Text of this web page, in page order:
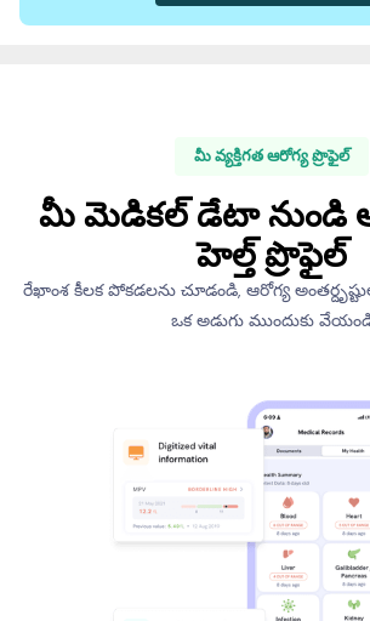
మీ వ్యక్తిగత ఆరోగ్య ప్రొఫైల్
మీ మెడికల్ డేటా
హెల్త్ ప్రొఫైల్
రేఖాంశ కీలక పోకడలను చూడండి, ఆరోగ్య
ఒక అడుగు ముందుకు